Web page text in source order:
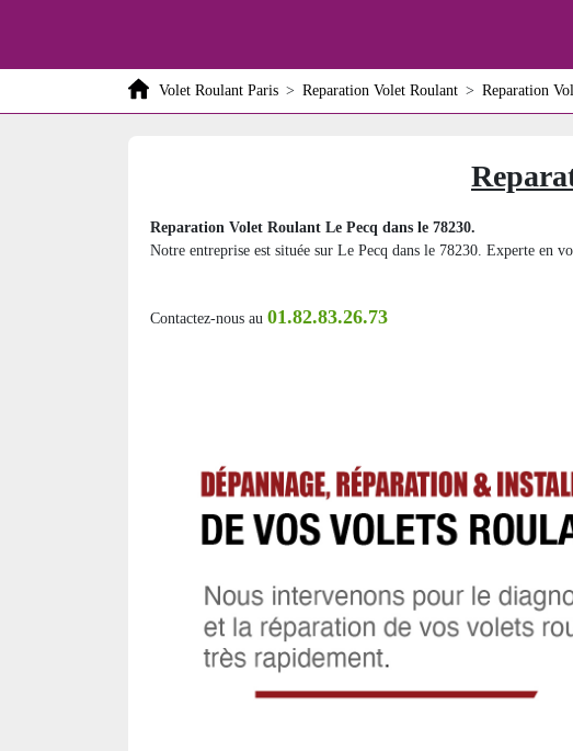
Volet Roulant Paris > Reparation Volet Roulant > Reparation
Reparation Volet Roulant Le Pecq dans le 78230.
Notre entreprise est située sur Le Pecq dans le 78230. Experte en
Contactez-nous au 01.82.83.26.73